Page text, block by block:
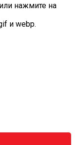
нажмите на
и webp.